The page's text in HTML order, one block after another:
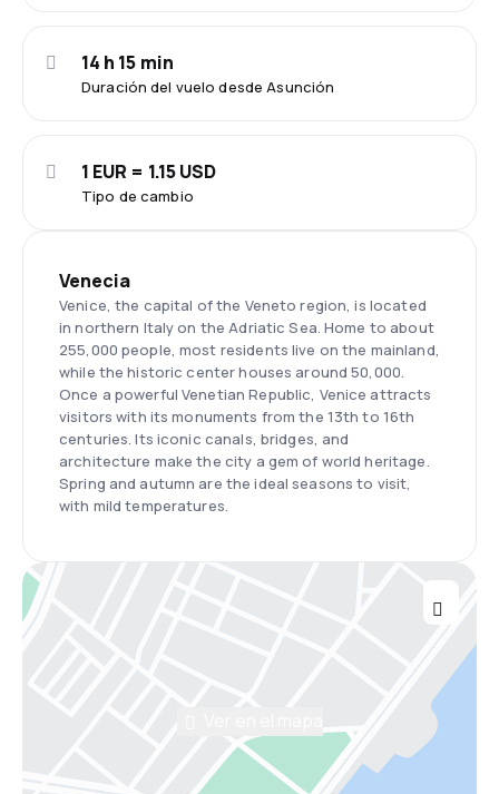
Duración del vuelo desde Asunción
14 h 15 min
Tipo de cambio
1 EUR = 1.15 USD
Venecia
Venice, the capital of the Veneto region, is located
in northern Italy on the Adriatic Sea. Home to about
255,000 people, most residents live on the mainland,
while the historic center houses around 50,000.
Once a powerful Venetian Republic, Venice attracts
visitors with its monuments from the 13th to 16th
centuries. Its iconic canals, bridges, and
architecture make the city a gem of world heritage.
Spring and autumn are the ideal seasons to visit,
with mild temperatures.